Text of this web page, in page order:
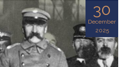
30
December
2025